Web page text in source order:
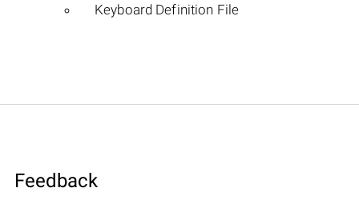
Keyboard Definition File
Feedback